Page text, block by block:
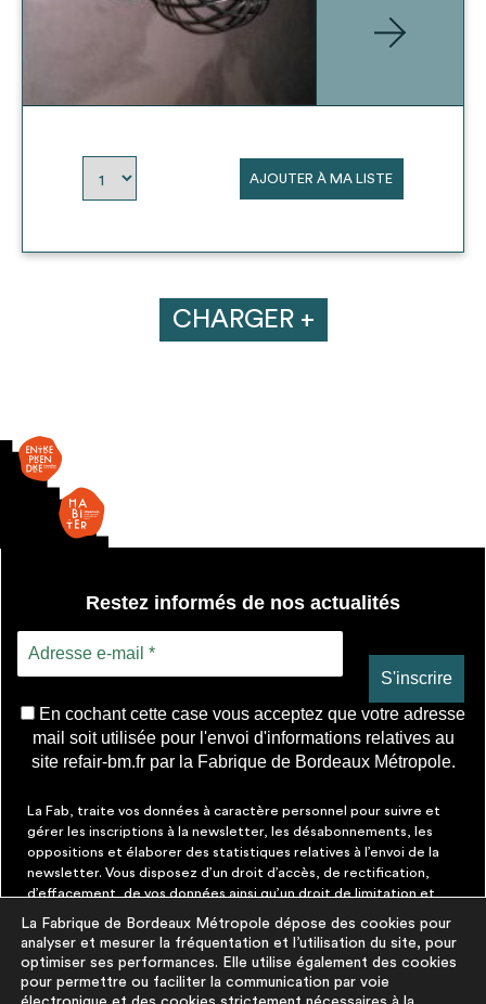
AJOUTER À MA LISTE
CHARGER +
Restez informés de nos actualités
En cochant cette case vous acceptez que votre adresse
mail soit utilisée pour l'envoi d'informations relatives au
site refair-bm.fr par la Fabrique de Bordeaux Métropole.
La Fab, traite vos données à caractère personnel pour suivre et
gérer les inscriptions à la newsletter, les désabonnements, les
oppositions et élaborer des statistiques relatives à l’envoi de la
newsletter. Vous disposez d’un droit d’accès, de rectification,
d’effacement, de vos données ainsi qu’un droit de limitation et
moment faire cesser ces communications en cliquant sur le lien de
désinscription figurant dans chaque message. Vous pouvez
exercer ces droits par courrier électronique à contact@lafab-
bm.fr. Pour en savoir plus sur le traitement de vos données,
La Fabrique de Bordeaux Métropole dépose des cookies pour
analyser et mesurer la fréquentation et l’utilisation du site, pour
optimiser ses performances. Elle utilise également des cookies
pour permettre ou faciliter la communication par voie